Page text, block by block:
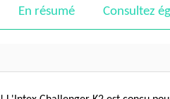
En résumé Consultez